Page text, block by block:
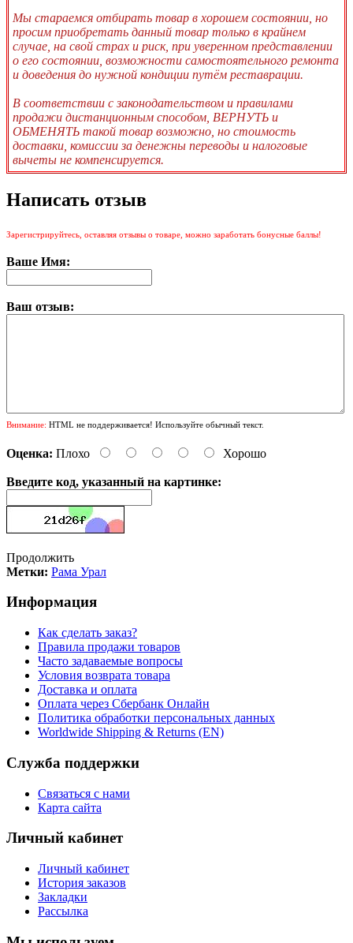
Мы стараемся отбирать товар в хорошем состоянии, но
просим приобретать данный товар только в крайнем
случае, на свой страх и риск, при уверенном представлении
о его состоянии, возможности самостоятельного ремонта
и доведения до нужной кондиции путём реставрации.
В соответствии с законодательством и правилами
продажи дистанционным способом, ВЕРНУТЬ и
ОБМЕНЯТЬ такой товар возможно, но стоимость
доставки, комиссии за денежны переводы и налоговые
вычеты не компенсируется.
Написать отзыв
Зарегистрируйтесь, оставляя отзывы о товаре, можно заработать бонусные баллы!
Ваше Имя:
Ваш отзыв:
Внимание: HTML не поддерживается! Используйте обычный текст.
Оценка: Плохо Хорошо
Введите код, указанный на картинке:
Продолжить
Метки: Рама Урал
Информация
Как сделать заказ?
Правила продажи товаров
Часто задаваемые вопросы
Условия возврата товара
Доставка и оплата
Оплата через Сбербанк Онлайн
Политика обработки персональных данных
Worldwide Shipping & Returns (EN)
Служба поддержки
Связаться с нами
Карта сайта
Личный кабинет
Личный кабинет
История заказов
Закладки
Рассылка